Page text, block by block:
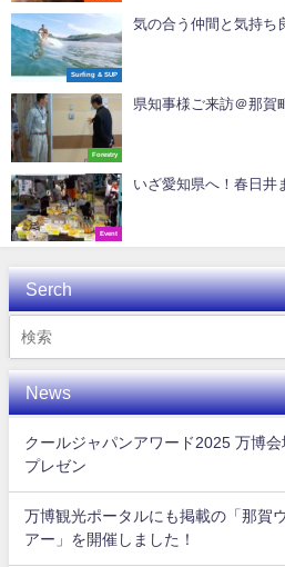
Surfing & SUP
気の合う仲間と気持ち
Forestry
県知事様ご来訪＠那賀
Event
いざ愛知県へ！春日井
Serch
News
クールジャパンアワード2025 万博
プレゼン
万博観光ポータルにも掲載の「那賀
アー」を開催しました！